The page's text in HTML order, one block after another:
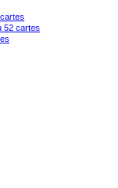
52 cartes